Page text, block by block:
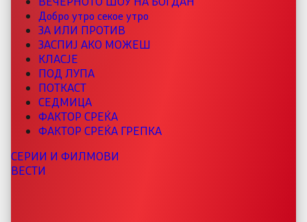
Добро утро секое утро
ЗА ИЛИ ПРОТИВ
ЗАСПИЈ АКО МОЖЕШ
КЛАСЈЕ
ПОД ЛУПА
ПОТКАСТ
СЕДМИЦА
ФАКТОР СРЕЌА
ФАКТОР СРЕЌА ГРЕПКА
СЕРИИ И ФИЛМОВИ
ВЕСТИ